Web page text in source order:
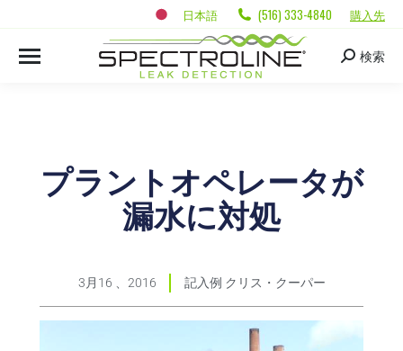
日本語 (516) 333-4840 購入先
検索
プラントオペレータが
漏水に対処
3月16 、2016 記入例 クリス・クーパー